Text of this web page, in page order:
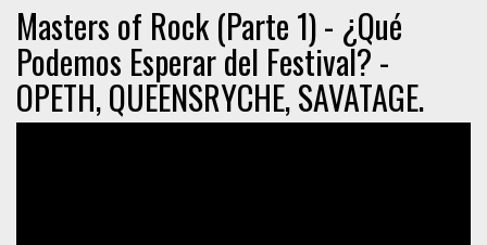
Masters of Rock (Parte 1) - ¿Qué
Podemos Esperar del Festival? -
OPETH, QUEENSRYCHE, SAVATAGE.